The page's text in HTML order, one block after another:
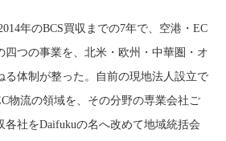
年のBCS買収までの7年で、空港・EC
四つの事業を、北米・欧州・中華圏・オ
る体制が整った。自前の現地法人設立で
物流の領域を、その分野の専業会社ご
各社をDaifukuの名へ改めて地域統括会